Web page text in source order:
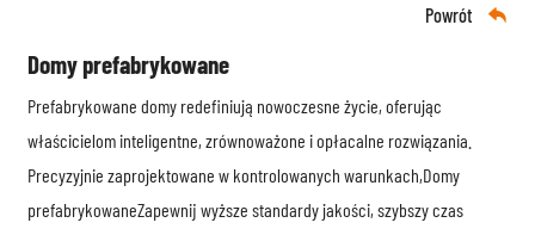
Powrót 
Domy prefabrykowane
Prefabrykowane domy redefiniują nowoczesne życie, oferując
właścicielom inteligentne, zrównoważone i opłacalne rozwiązania.
Precyzyjnie zaprojektowane w kontrolowanych warunkach,Domy
prefabrykowaneZapewnij wyższe standardy jakości, szybszy czas